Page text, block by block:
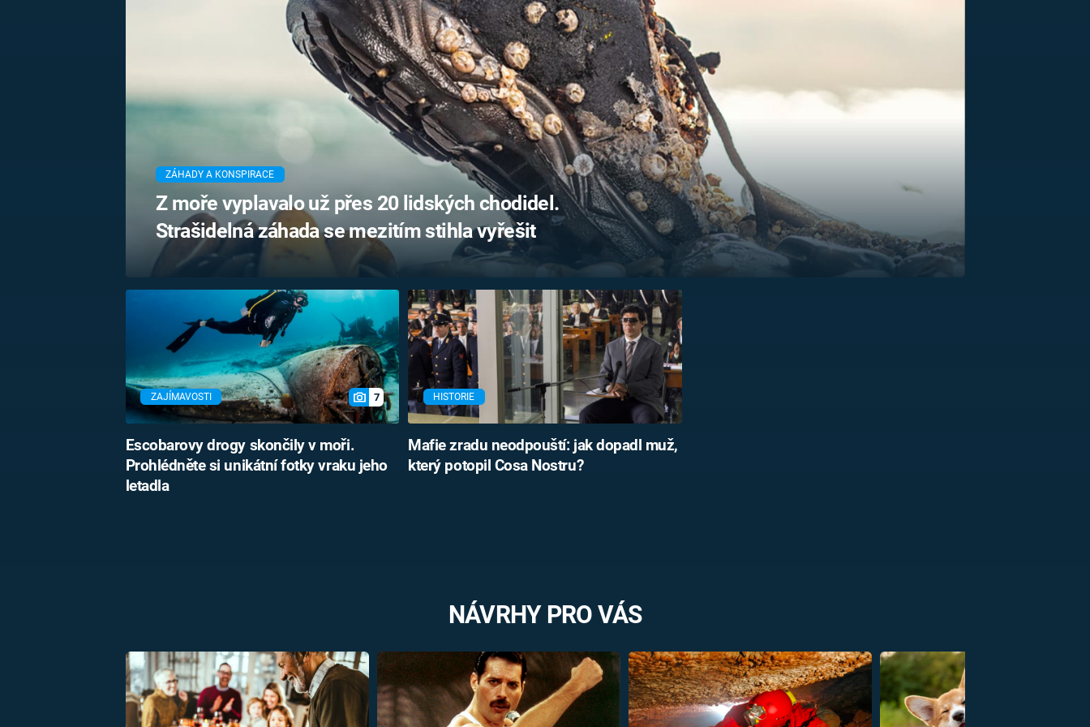
MARIE TEREZIE
NAPOLEON
BONAPARTE
KRÁLOVSKÁ
UFO A
MIMOZEMŠŤANÉ
UTAJENÉ PŘÍBĚHY
ČESKÝCH DĚJIN
ALTERNATIVNÍ
HISTORIE
FILMY VERSUS
REALITA
HORORY VERSUS
REALITA
OPTICKÉ ILUZE A
KLAMY
ZÁHADY A KONSPIRACE
Z moře vyplavalo už přes 20 lidských chodidel.
Strašidelná záhada se mezitím stihla vyřešit
ZAJÍMAVOSTI 7
Escobarovy drogy skončily v moři.
Prohlédněte si unikátní fotky vraku jeho
letadla
HISTORIE
Mafie zradu neodpouští: jak dopadl muž,
který potopil Cosa Nostru?
NÁVRHY PRO VÁS